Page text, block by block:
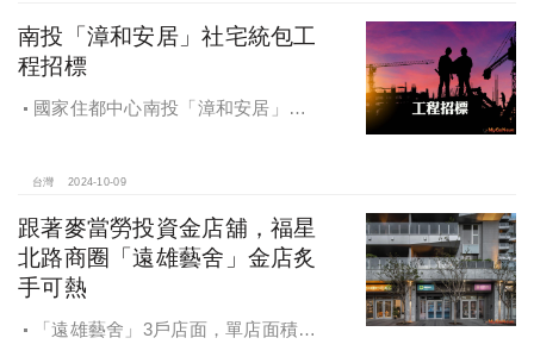
南投「漳和安居」社宅統包工
程招標
國家住都中心南投「漳和安居」社
台灣 2024-10-09
跟著麥當勞投資金店舖，福星
北路商圈「遠雄藝舍」金店炙
手可熱
「遠雄藝舍」3戶店面，單店面積在